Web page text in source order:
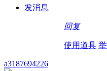
发消息
回复
使用道具
a3187694226